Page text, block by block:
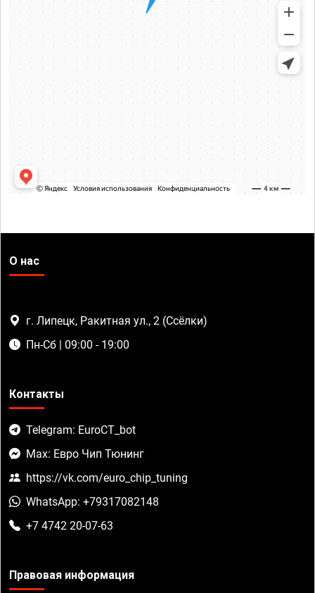
О нас
г. Липецк, Ракитная ул., 2 (Ссёлки)
Пн-Сб | 09:00 - 19:00
Контакты
Telegram: EuroCT_bot
Max: Евро Чип Тюнинг
https://vk.com/euro_chip_tuning
WhatsApp: +79317082148
+7 4742 20-07-63
Правовая информация